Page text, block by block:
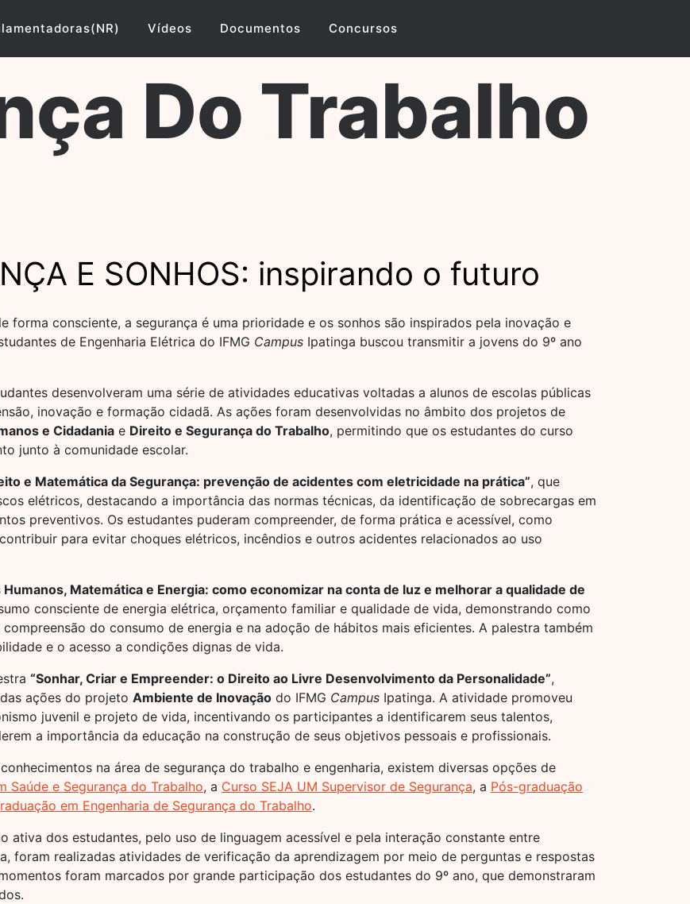
Vídeos Documentos Concursos
Do Trabalho
E SONHOS: inspirando o futuro
forma consciente, a segurança é uma prioridade e os sonhos são inspirados pela inovação e
de Engenharia Elétrica do IFMG Campus Ipatinga buscou transmitir a jovens do 9º ano
desenvolveram uma série de atividades educativas voltadas a alunos de escolas públicas
inovação e formação cidadã. As ações foram desenvolvidas no âmbito dos projetos de
e Cidadania e Direito e Segurança do Trabalho, permitindo que os estudantes do curso
junto à comunidade escolar.
e Matemática da Segurança: prevenção de acidentes com eletricidade na prática”, que
elétricos, destacando a importância das normas técnicas, da identificação de sobrecargas em
preventivos. Os estudantes puderam compreender, de forma prática e acessível, como
para evitar choques elétricos, incêndios e outros acidentes relacionados ao uso
Humanos, Matemática e Energia: como economizar na conta de luz e melhorar a qualidade de
consciente de energia elétrica, orçamento familiar e qualidade de vida, demonstrando como
do consumo de energia e na adoção de hábitos mais eficientes. A palestra também
e o acesso a condições dignas de vida.
“Sonhar, Criar e Empreender: o Direito ao Livre Desenvolvimento da Personalidade”,
ações do projeto Ambiente de Inovação do IFMG Campus Ipatinga. A atividade promoveu
juvenil e projeto de vida, incentivando os participantes a identificarem seus talentos,
a importância da educação na construção de seus objetivos pessoais e profissionais.
na área de segurança do trabalho e engenharia, existem diversas opções de
Saúde e Segurança do Trabalho, a Curso SEJA UM Supervisor de Segurança, a Pós-graduação
em Engenharia de Segurança do Trabalho.
ativa dos estudantes, pelo uso de linguagem acessível e pela interação constante entre
foram realizadas atividades de verificação da aprendizagem por meio de perguntas e respostas
foram marcados por grande participação dos estudantes do 9º ano, que demonstraram